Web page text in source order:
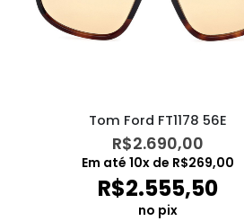
Tom Ford FT1178 56E
R$2.690,00
Em até 10x de R$269,00
R$2.555,50
no pix